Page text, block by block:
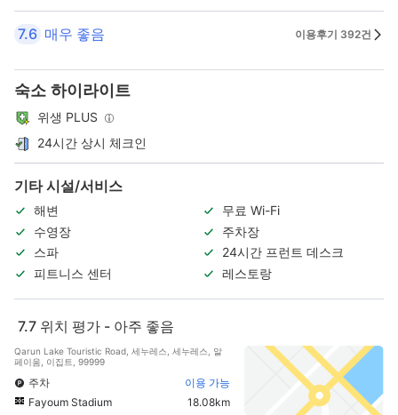
7.6 매우 좋음 이용후기 392건
숙소 하이라이트
위생 PLUS
24시간 상시 체크인
기타 시설/서비스
해변
무료 Wi-Fi
수영장
주차장
스파
24시간 프런트 데스크
피트니스 센터
레스토랑
7.7 위치 평가 - 아주 좋음
Qarun Lake Touristic Road, 세누레스, 세누레스, 알
페이움, 이집트, 99999
주차
이용 가능
Fayoum Stadium
18.08km